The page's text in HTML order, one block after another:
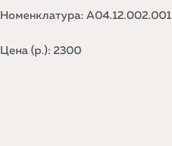
Номенклатура: A04.12.002.001
Цена (р.): 2300